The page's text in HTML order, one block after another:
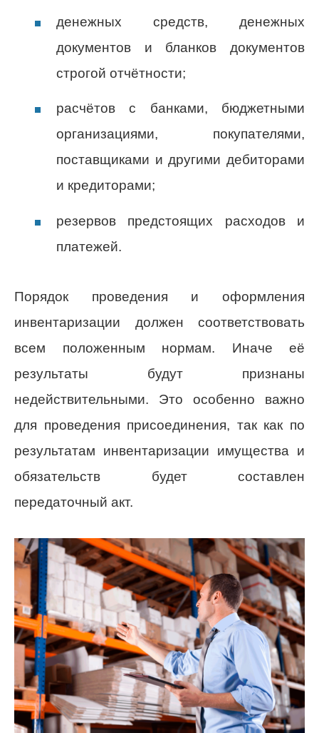
денежных средств, денежных
документов и бланков документов
строгой отчётности;
расчётов с банками, бюджетными
организациями, покупателями,
поставщиками и другими дебиторами
и кредиторами;
резервов предстоящих расходов и
платежей.
Порядок проведения и оформления
инвентаризации должен соответствовать
всем положенным нормам. Иначе её
результаты будут признаны
недействительными. Это особенно важно
для проведения присоединения, так как по
результатам инвентаризации имущества и
обязательств будет составлен
передаточный акт.